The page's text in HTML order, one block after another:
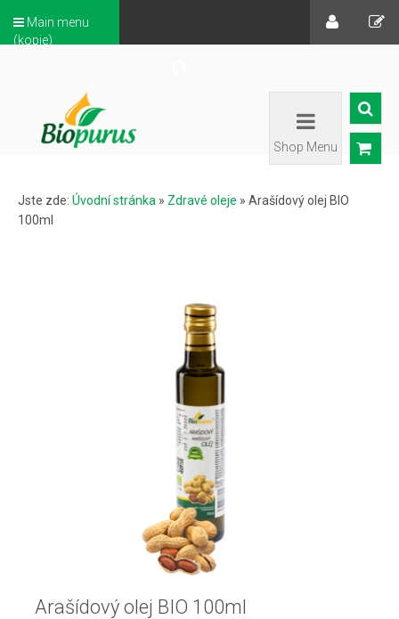
Main menu
(kopie)
Shop Menu
Jste zde: Úvodní stránka » Zdravé oleje » Arašídový olej BIO
100ml
Arašídový olej BIO 100ml